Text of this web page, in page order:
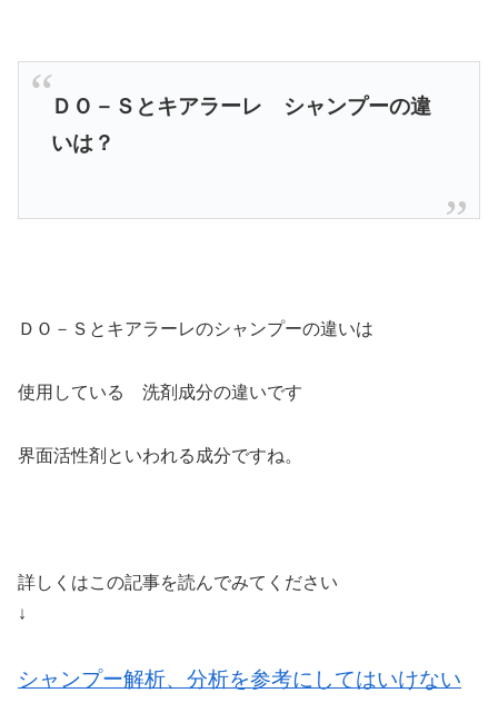
ＤＯ－Ｓとキアラーレ シャンプーの違
いは？
ＤＯ－Ｓとキアラーレのシャンプーの違いは
使用している 洗剤成分の違いです
界面活性剤といわれる成分ですね。
詳しくはこの記事を読んでみてください
↓
シャンプー解析、分析を参考にしてはいけない